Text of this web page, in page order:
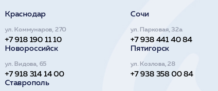
Краснодар
ул. Коммунаров, 270
+7 918 190 11 10
Сочи
ул. Парковая, 32а
+7 938 441 40 84
Новороссийск
ул. Видова, 65
+7 918 314 14 00
Пятигорск
ул. Козлова, 28
+7 938 358 00 84
Ставрополь